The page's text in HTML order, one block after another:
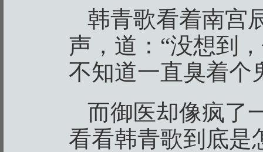
韩青歌看着南宫
声，道：“没想到
不知道一直臭着个
而御医却像疯了
看看韩青歌到底是